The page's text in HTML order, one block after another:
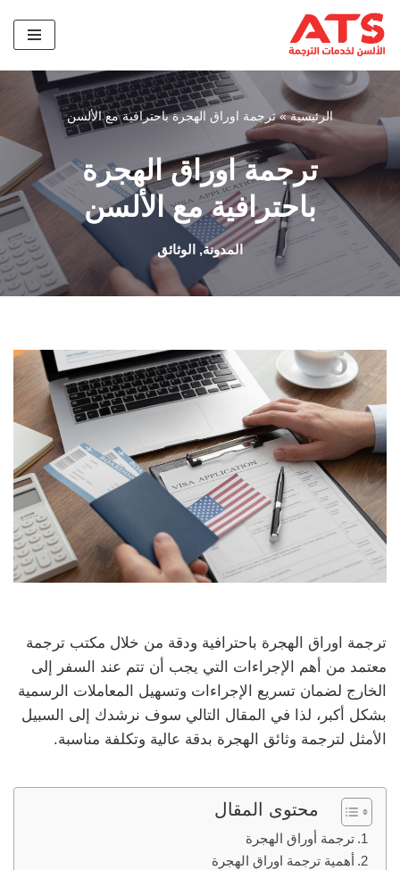
تخطى
إلى
المحتوى
الرئيسية»ترجمة اوراق الهجرة باحترافية مع الألسن
ترجمة اوراق الهجرة
باحترافية مع الألسن
المدونة, الوثائق
ترجمة اوراق الهجرة باحترافية ودقة من خلال مكتب ترجمة
معتمد من أهم الإجراءات التي يجب أن تتم عند السفر إلى
الخارج لضمان تسريع الإجراءات وتسهيل المعاملات الرسمية
بشكل أكبر، لذا في المقال التالي سوف نرشدك إلى السبيل
الأمثل لترجمة وثائق الهجرة بدقة عالية وتكلفة مناسبة.
محتوى المقال
ترجمة أوراق الهجرة
أهمية ترجمة اوراق الهجرة